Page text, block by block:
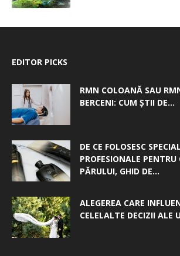
EDITOR PICKS
RMN COLOANĂ SAU
BERCENI: CUM ȘTII DE...
DE CE FOLOSESC
PROFESIONALE PENTRU
PĂRULUI, GHID DE...
ALEGEREA CARE
CELELALTE DECIZII ALE